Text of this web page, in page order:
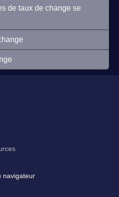
de taux de change se
navigateur